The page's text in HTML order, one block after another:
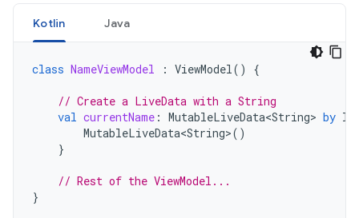
Kotlin Java
class NameViewModel : ViewModel() {
// Create a LiveData with a String
val currentName : MutableLiveData<String> by
MutableLiveData<String>()
}
// Rest of the ViewModel...
}